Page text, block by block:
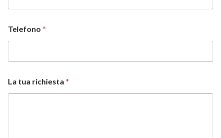
u
a
o
s
e
n
Telefono *
La tua richiesta *